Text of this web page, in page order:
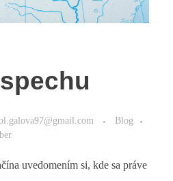
Blog
uvedomením si, kde sa práve